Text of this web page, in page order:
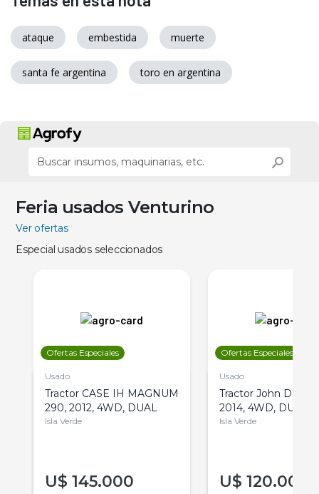
ataque embestida muerte
santa fe argentina toro en argentina
Feria usados Venturino
Ver ofertas
Especial usados seleccionados
Ofertas Especiales
Usado
Tractor CASE IH MAGNUM
290, 2012, 4WD, DUAL
Isla Verde
U$ 145.000
Ofertas Especiales
Usado
Tractor John Deere
2014, 4WD, DUAL
Isla Verde
U$ 120.000